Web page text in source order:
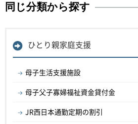
同じ分類から探す
ひとり親家庭支援
母子生活支援施設
母子父子寡婦福祉資金貸付金
JR西日本通勤定期の割引